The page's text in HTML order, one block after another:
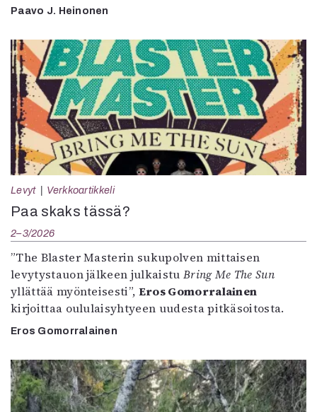
Paavo J. Heinonen
Levyt Verkkoartikkeli
Paa skaks tässä?
2–3/2026
”The Blaster Masterin sukupolven mittaisen
levytystauon jälkeen julkaistu Bring Me The Sun
yllättää myönteisesti”, Eros Gomorralainen
kirjoittaa oululaisyhtyeen uudesta pitkäsoitosta.
Eros Gomorralainen